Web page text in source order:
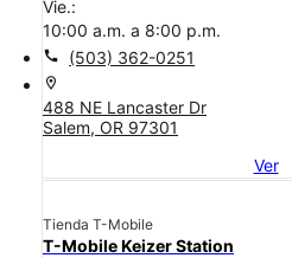
Vie.:
10:00 a.m. a 8:00 p.m.
call (503) 362-0251
location_on
488 NE Lancaster Dr
Salem, OR 97301
Ver
Tienda T-Mobile
T-Mobile Keizer Station